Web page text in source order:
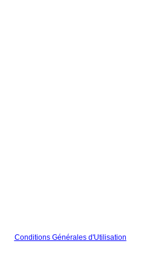
Conditions Générales d'Utilisation